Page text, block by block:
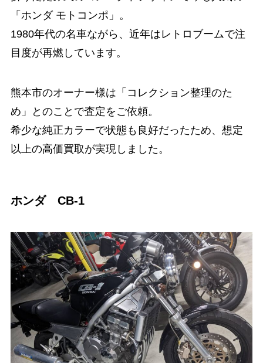
「ホンダ モトコンポ」。
1980年代の名車ながら、近年はレトロブームで注
目度が再燃しています。
熊本市のオーナー様は「コレクション整理のた
め」とのことで査定をご依頼。
希少な純正カラーで状態も良好だったため、想定
以上の高価買取が実現しました。
ホンダ CB-1